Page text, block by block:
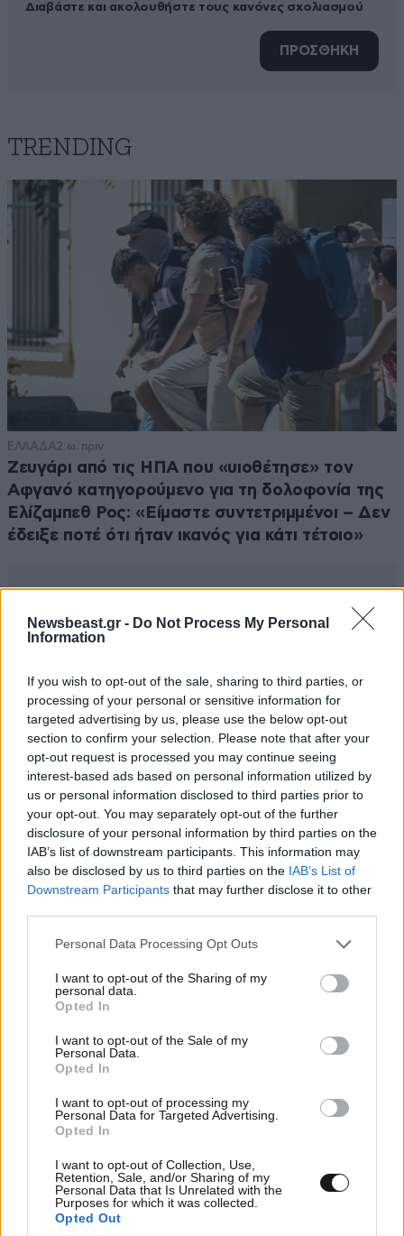
Newsbeast.gr - Do Not Process My Personal
Information
If you wish to opt-out of the sale, sharing to third parties, or
processing of your personal or sensitive information for
targeted advertising by us, please use the below opt-out
section to confirm your selection. Please note that after your
opt-out request is processed you may continue seeing
interest-based ads based on personal information utilized by
us or personal information disclosed to third parties prior to
your opt-out. You may separately opt-out of the further
disclosure of your personal information by third parties on the
IAB’s list of downstream participants. This information may
also be disclosed by us to third parties on the IAB’s List of
Downstream Participants that may further disclose it to other
Please note that this website/app uses one or more Google
not limited to your visit or usage behaviour. You may click to
grant or deny consent to Google and its third-party tags to
use your data for below specified purposes in below Google
consent section.
Personal Data Processing Opt Outs
I want to opt-out of the Sharing of my
personal data.
Opted In
I want to opt-out of the Sale of my
Personal Data.
Opted In
I want to opt-out of processing my
Personal Data for Targeted Advertising.
Opted In
I want to opt-out of Collection, Use,
Retention, Sale, and/or Sharing of my
Personal Data that Is Unrelated with the
Purposes for which it was collected.
Opted Out
Διαβάστε και ακολουθήστε τους κανόνες σχολιασμού
ΠΡΟΣΘΗΚΗ
TRENDING
ΕΛΛΑΔΑ2 ω. πριν
Ζευγάρι από τις ΗΠΑ που «υιοθέτησε» τον
Αφγανό κατηγορούμενο για τη δολοφονία της
Ελίζαμπεθ Ρος: «Είμαστε συντετριμμένοι – Δεν
έδειξε ποτέ ότι ήταν ικανός για κάτι τέτοιο»